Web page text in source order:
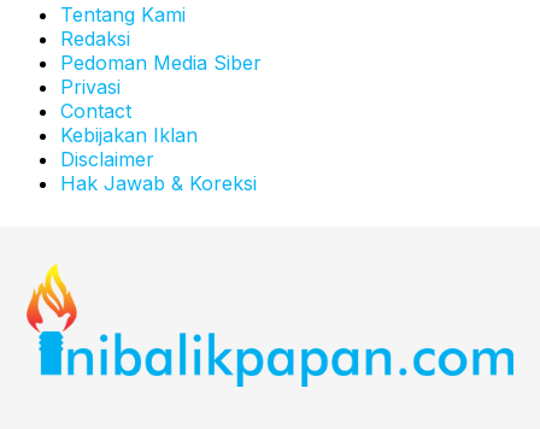
Tentang Kami
Redaksi
Pedoman Media Siber
Privasi
Contact
Kebijakan Iklan
Disclaimer
Hak Jawab & Koreksi